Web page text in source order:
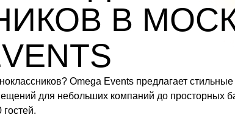
Omega Events предлагает стильные площадки в